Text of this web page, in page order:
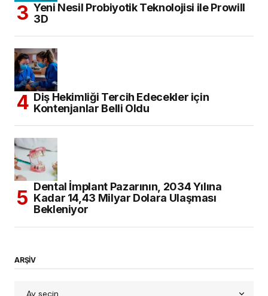
Yeni Nesil Probiyotik Teknolojisi ile Prowill
3D
Diş Hekimliği Tercih Edecekler için
Kontenjanlar Belli Oldu
Dental İmplant Pazarının, 2034 Yılına
Kadar 14,43 Milyar Dolara Ulaşması
Bekleniyor
ARŞİV